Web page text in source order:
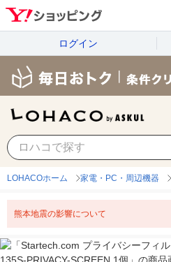
ログイン
LOHACOホーム 家電・PC・周辺機器
熊本地震の影響について